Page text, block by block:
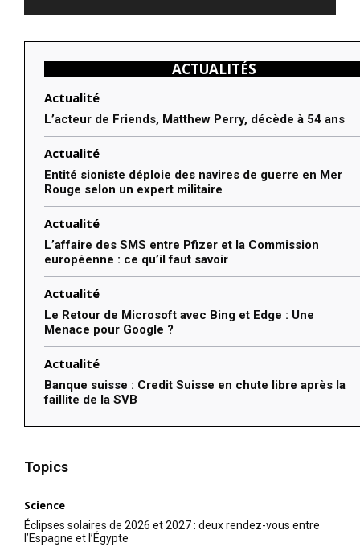
ACTUALITÉS
Actualité
L’acteur de Friends, Matthew Perry, décède à 54 ans
Actualité
Entité sioniste déploie des navires de guerre en Mer
Rouge selon un expert militaire
Actualité
L’affaire des SMS entre Pfizer et la Commission
européenne : ce qu’il faut savoir
Actualité
Le Retour de Microsoft avec Bing et Edge : Une
Menace pour Google ?
Actualité
Banque suisse : Credit Suisse en chute libre après la
faillite de la SVB
Topics
Science
Éclipses solaires de 2026 et 2027 : deux rendez-vous entre
l’Espagne et l’Égypte